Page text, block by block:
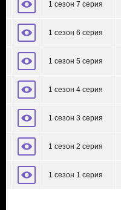
1 сезон 7 серия
1 сезон 6 серия
1 сезон 5 серия
1 сезон 4 серия
1 сезон 3 серия
1 сезон 2 серия
1 сезон 1 серия